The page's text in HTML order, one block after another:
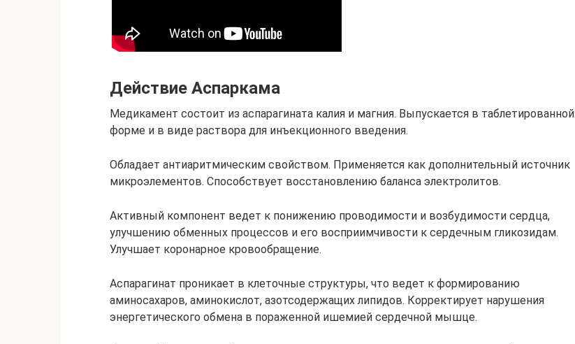
Действие Аспаркама
Медикамент состоит из аспарагината калия и магния. Выпускается в таблетированной
форме и в виде раствора для инъекционного введения.
Обладает антиаритмическим свойством. Применяется как дополнительный источник
микроэлементов. Способствует восстановлению баланса электролитов.
Активный компонент ведет к понижению проводимости и возбудимости сердца,
улучшению обменных процессов и его восприимчивости к сердечным гликозидам.
Улучшает коронарное кровообращение.
Аспарагинат проникает в клеточные структуры, что ведет к формированию
аминосахаров, аминокислот, азотсодержащих липидов. Корректирует нарушения
энергетического обмена в пораженной ишемией сердечной мышце.